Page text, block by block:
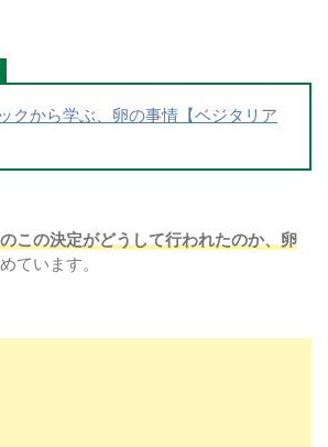
クから学ぶ、卵の事情【ベジタリア
のこの決定がどうして行われたのか、卵
ています。